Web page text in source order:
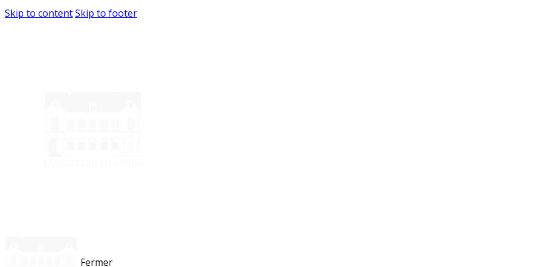
Skip to contentSkip to footer
Fermer